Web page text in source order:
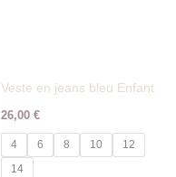
Veste en jeans bleu Enfant
26,00 €
4 6 8 10
12
14